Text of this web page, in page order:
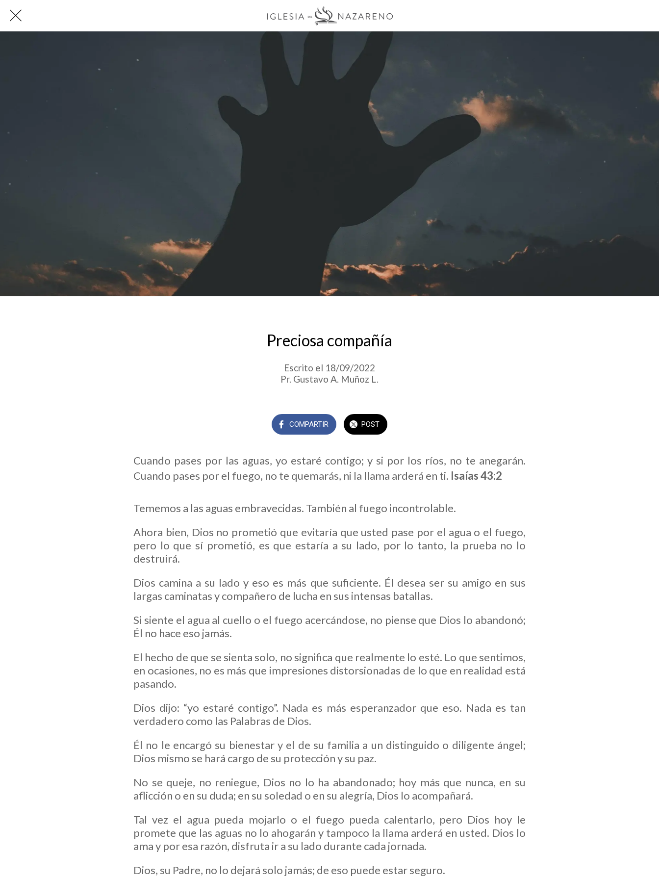
Preciosa compañía
Escrito el 18/09/2022
Pr. Gustavo A. Muñoz L.
COMPARTIR POST
Cuando pases por las aguas, yo estaré contigo; y si por los ríos, no te anegarán.
Cuando pases por el fuego, no te quemarás, ni la llama arderá en ti. Isaías 43:2
Tememos a las aguas embravecidas. También al fuego incontrolable.
Ahora bien, Dios no prometió que evitaría que usted pase por el agua o el fuego,
pero lo que sí prometió, es que estaría a su lado, por lo tanto, la prueba no lo
destruirá.
Dios camina a su lado y eso es más que suficiente. Él desea ser su amigo en sus
largas caminatas y compañero de lucha en sus intensas batallas.
Si siente el agua al cuello o el fuego acercándose, no piense que Dios lo abandonó;
Él no hace eso jamás.
El hecho de que se sienta solo, no significa que realmente lo esté. Lo que sentimos,
en ocasiones, no es más que impresiones distorsionadas de lo que en realidad está
pasando.
Dios dijo: “yo estaré contigo”. Nada es más esperanzador que eso. Nada es tan
verdadero como las Palabras de Dios.
Él no le encargó su bienestar y el de su familia a un distinguido o diligente ángel;
Dios mismo se hará cargo de su protección y su paz.
No se queje, no reniegue, Dios no lo ha abandonado; hoy más que nunca, en su
aflicción o en su duda; en su soledad o en su alegría, Dios lo acompañará.
Tal vez el agua pueda mojarlo o el fuego pueda calentarlo, pero Dios hoy le
promete que las aguas no lo ahogarán y tampoco la llama arderá en usted. Dios lo
ama y por esa razón, disfruta ir a su lado durante cada jornada.
Dios, su Padre, no lo dejará solo jamás; de eso puede estar seguro.